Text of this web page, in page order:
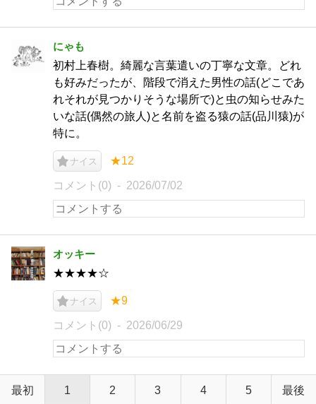
にゃも
初村上春樹。綺麗な言葉遣いの丁寧な文章。どれ
も好みだったが、階段で消えた男性の話(どこであ
れそれが見つかりそうな場所で)と虫の知らせみた
いな話(偶然の旅人)と名前を盗る猿の話(品川猿)が
特に。
ナイス ★12
コメント(0) 2026/07/02
オッキー
★★★★☆
ナイス ★9
コメント(0) 2026/06/29
最初 1 2 3 4 5 最後